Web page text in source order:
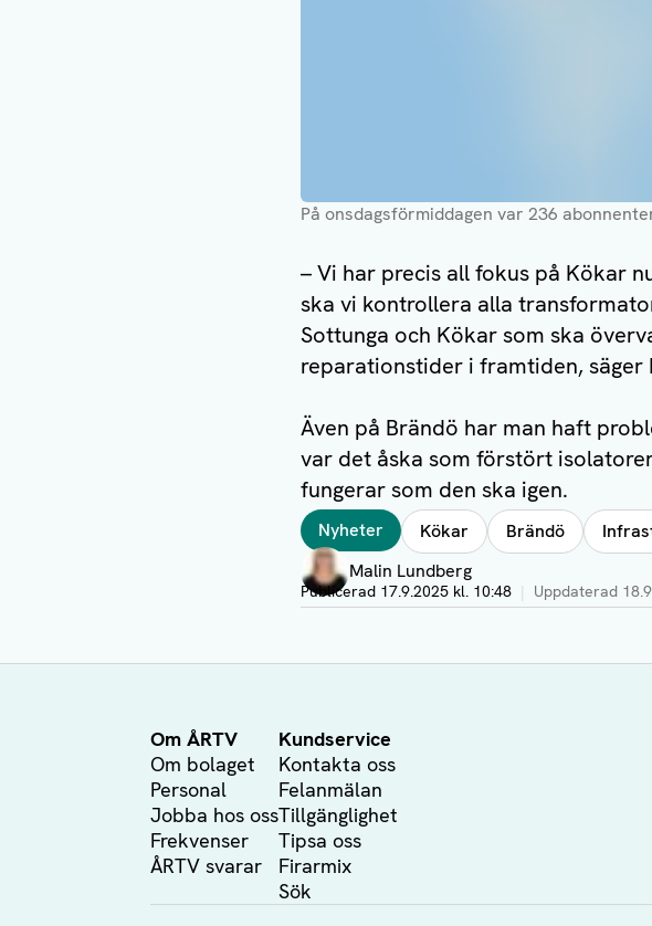
På onsdagsförmiddagen var 236
– Vi har precis all fokus på Kökar
ska vi kontrollera alla
Sottunga och Kökar som ska
reparationstider i framtiden, säger
Även på Brändö har man haft
var det åska som förstört
fungerar som den ska igen.
TaggarNyheter Kökar Brändö
Författare
Malin Lundberg
Visa profil
Publicerad 17.9.2025 kl. 10:48 Uppdaterad
Om ÅRTV
Om bolaget
Personal
Jobba hos oss
Frekvenser
ÅRTV svarar
Kundservice
Kontakta oss
Felanmälan
Tillgänglighet
Tipsa oss
Firarmix
Sök